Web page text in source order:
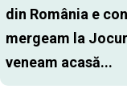
din România e
mergeam la
veneam acasă...